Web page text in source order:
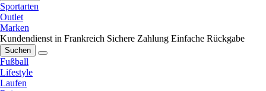
Sportarten
Outlet
Marken
Kundendienst in Frankreich Sichere Zahlung Einfache Rückgabe
Suchen
Fußball
Lifestyle
Laufen